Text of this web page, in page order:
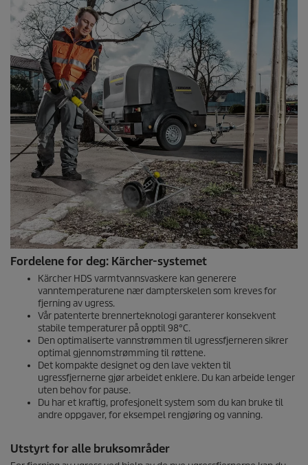
Fordelene for deg: Kärcher-systemet
Kärcher HDS varmtvannsvaskere kan generere
vanntemperaturene nær dampterskelen som kreves for
fjerning av ugress.
Vår patenterte brennerteknologi garanterer konsekvent
stabile temperaturer på opptil 98°C.
Den optimaliserte vannstrømmen til ugressfjerneren sikrer
optimal gjennomstrømming til røttene.
Det kompakte designet og den lave vekten til
ugressfjernerne gjør arbeidet enklere. Du kan arbeide lenger
uten behov for pause.
Du har et kraftig, profesjonelt system som du kan bruke til
andre oppgaver, for eksempel rengjøring og vanning.
Utstyrt for alle bruksområder